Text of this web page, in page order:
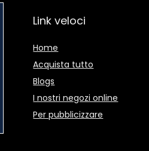
Link veloci
Home
Acquista tutto
Blogs
I nostri negozi online
Per pubblicizzare